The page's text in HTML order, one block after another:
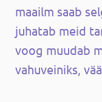
maailm saab
juhatab meid
voog muudab
vahuveiniks,